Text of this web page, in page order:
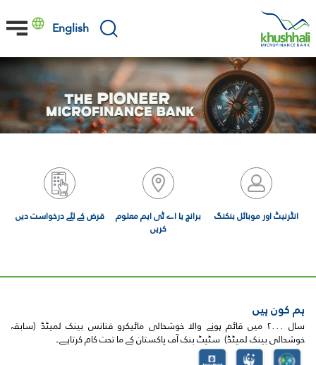
content
English
انٹرنیٹ اور موبائل بنکنگ
برانچ یا اے ٹی ایم معلوم
کریں
قرض کے لئے درخواست دیں
ہم کون ہیں
سال ۲۰۰۰ میں قائم ہونے والا خوشحالی مائیکرو فنانس بینک لمیٹڈ (سابقہ
خوشحالی بینک لمیٹڈ) سٹیٹ بنک آف پاکستان کے ما تحت کام کرتاہے۔